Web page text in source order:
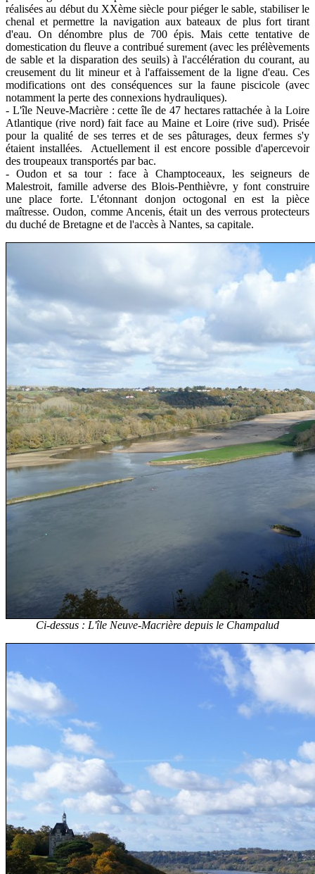
réalisées au début du XXème siècle pour piéger le sable, stabiliser le
chenal et permettre la navigation aux bateaux de plus fort tirant
d'eau. On dénombre plus de 700 épis. Mais cette tentative de
domestication du fleuve a contribué surement (avec les prélèvements
de sable et la disparation des seuils) à l'accélération du courant, au
creusement du lit mineur et à l'affaissement de la ligne d'eau. Ces
modifications ont des conséquences sur la faune piscicole (avec
notamment la perte des connexions hydrauliques).
- L'île Neuve-Macrière : cette île de 47 hectares rattachée à la Loire
Atlantique (rive nord) fait face au Maine et Loire (rive sud). Prisée
pour la qualité de ses terres et de ses pâturages, deux fermes s'y
étaient installées. Actuellement il est encore possible d'apercevoir
des troupeaux transportés par bac.
- Oudon et sa tour : face à Champtoceaux, les seigneurs de
Malestroit, famille adverse des Blois-Penthièvre, y font construire
une place forte. L'étonnant donjon octogonal en est la pièce
maîtresse. Oudon, comme Ancenis, était un des verrous protecteurs
du duché de Bretagne et de l'accès à Nantes, sa capitale.
Ci-dessus : L'île Neuve-Macrière depuis le Champalud